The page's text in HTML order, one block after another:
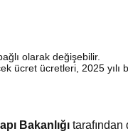
olarak değişebilir.
ücret ücretleri, 2025 yılı
Bakanlığı tarafından